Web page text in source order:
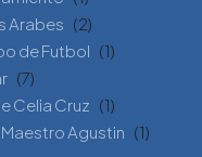
Arabes (2)
de Futbol (1)
(7)
Celia Cruz (1)
Agustin (1)